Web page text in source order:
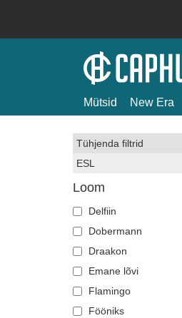
Mütsid New Era
Tühjenda filtrid
ESL
Loom
Delfiin
Dobermann
Draakon
Emane lõvi
Flamingo
Fööniks